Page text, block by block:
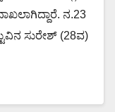
ನ.23
ಸುರೇಶ್ (28ವ)